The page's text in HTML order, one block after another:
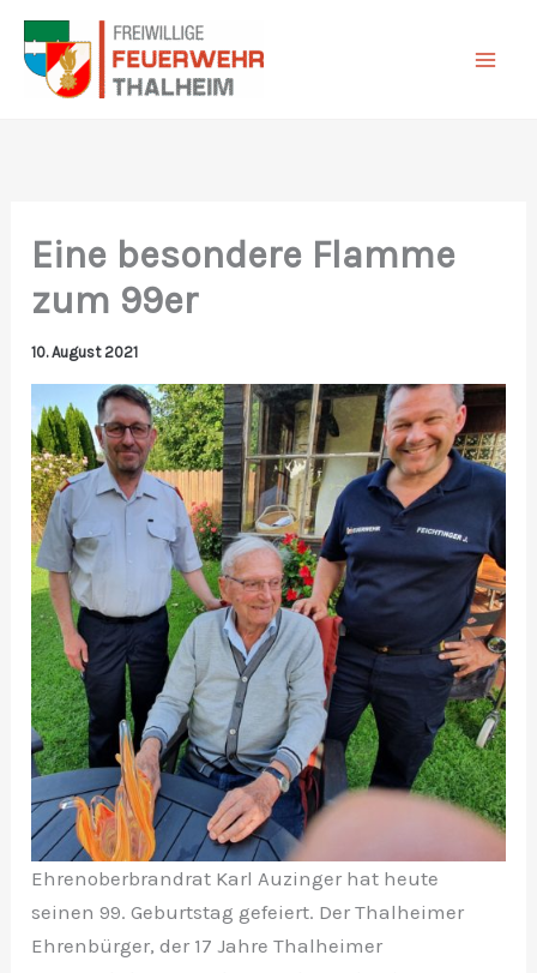
Zum
Inhalt
springen
Eine besondere Flamme
zum 99er
10. August 2021
Ehrenoberbrandrat Karl Auzinger hat heute
seinen 99. Geburtstag gefeiert. Der Thalheimer
Ehrenbürger, der 17 Jahre Thalheimer